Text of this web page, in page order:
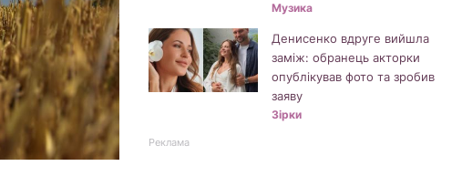
Музика
Денисенко вдруге вийшла
заміж: обранець акторки
опублікував фото та зробив
заяву
Зірки
Реклама